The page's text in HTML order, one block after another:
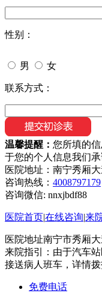
性别：
男 女
联系方式：
温馨提醒： 您所填的
于您的个人信息我们
医院地址：南宁秀厢
咨询热线： 4008797179
咨询微信: nnxjbdf88
医院首页|在线咨询|来
医院地址南宁市秀厢
来院指引：由于汽车
接送病人班车，详情
免费电话